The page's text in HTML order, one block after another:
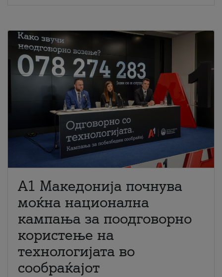
A1 Македонија почнува
моќна национална
кампања за поодговорно
користење на
технологијата во
сообраќајот